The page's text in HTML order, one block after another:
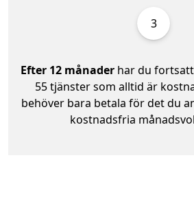
3
Efter 12 månaderhar du
55 tjänster som alltid är
behöver bara betala för det du
kostnadsfria